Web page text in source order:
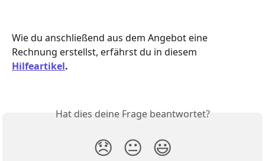
Wie du anschließend aus dem Angebot eine
Rechnung erstellst, erfährst du in diesem
Hilfeartikel.
Hat dies deine Frage beantwortet?
😞 😐 😃